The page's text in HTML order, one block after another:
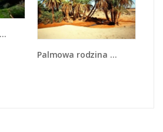
Palmowa rodzina w komplecie - KN809